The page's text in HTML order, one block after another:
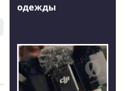
одежды